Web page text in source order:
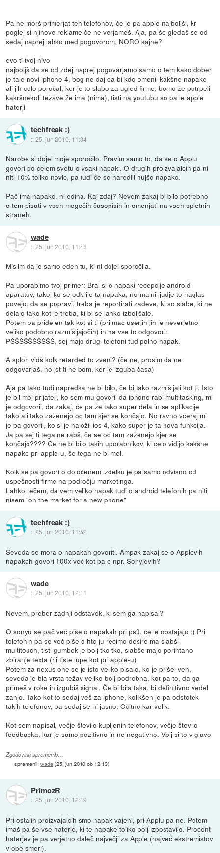
Pa ne morš primerjat teh telefonov, če je pa apple najboljši, kr
poglej si njihove reklame če ne verjameš. Aja, pa še gledaš se od
sedaj naprej lahko med pogovorom, NORO kajne?
evo ti tvoj nivo
najboljš da se od zdej naprej pogovarjamo samo o tem kako dober
je tale novi iphone 4, bog ne daj da bi kdo omenil kakšne napake
ali jih celo poročal, ker je to slabo za ugled firme, bomo že potrpeli
kakršnekoli težave že ima (nima), tisti na youtubu so pa le apple
haterji
techfreak :)
::25. jun 2010, 11:34
Narobe si dojel moje sporočilo. Pravim samo to, da se o Applu
govori po celem svetu o vsaki napaki. O drugih proizvajalcih pa ni
niti 10% toliko novic, pa tudi če so naredili hujšo napako.
Pač ima napako, ni edina. Kaj zdaj? Nevem zakaj bi bilo potrebno
o tem pisati v vseh mogočih časopisih in omenjati na vseh spletnih
straneh.
wade
::25. jun 2010, 11:48
Mislim da je samo eden tu, ki ni dojel sporočila.
Pa uporabimo tvoj primer: Bral si o napaki recepcije android
aparatov, takoj ko se odkrije ta napaka, normalni ljudje to naglas
povejo, da se popravi, treba je reportirati zadeve, ki so slabe, ki ne
delajo tako kot je treba, ki bi se lahko izboljšale.
Potem pa pride en tak kot si ti (pri mac userjih jih je neverjetno
veliko podobno razmišljajočih) in na vse to odgovori:
PŠŠŠŠŠŠŠŠŠŠ, sej majo drugi telefoni tud polno napak.
A sploh vidš kolk retarded to zveni? (če ne, prosim da ne
odgovarjaš, no jst ti ne bom, ker je izguba časa)
Aja pa tako tudi napredka ne bi bilo, če bi tako razmišljali kot ti. Isto
je bil moj prijatelj, ko sem mu govoril da iphone rabi multitasking, mi
je odgovoril, da zakaj, če pa že tako super dela in se aplikacije
tako ali tako zaženejo od tam kjer se končajo. No ravno včeraj mi
je pa govoril, ko si je naložil ios 4, kako super je ta nova funkcija.
Ja pa sej ti tega ne rabš, če se od tam zaženejo kjer se
končajo???? Če ne bi bilo takih uporabnikov, ki celo vidijo kakšne
napake pri apple-u, še tega ne bi mel.
Kolk se pa govori o določenem izdelku je pa samo odvisno od
uspešnosti firme na področju marketinga.
Lahko rečem, da vem veliko napak tudi o android telefonih pa niti
nisem "on the market for a new phone"
techfreak :)
::25. jun 2010, 11:52
Seveda se mora o napakah govoriti. Ampak zakaj se o Applovih
napakah govori 100x več kot pa o npr. Sonyjevih?
wade
::25. jun 2010, 12:11
Nevem, preber zadnji odstavek, ki sem ga napisal?
O sonyu se pač več piše o napakah pri ps3, če le obstajajo ;) Pri
telefonih pa se več piše o htc-ju recimo desire ma slabši
multitouch, tisti gumbek je bolj tko tko, slabše majo porihtano
zbiranje texta (ni tiste lupe kot pri apple-u)
Potem za nexus one se je isto veliko pisalo, ko je prišel ven,
seveda je bla vrsta težav veliko bolj podrobna, kot pa to, da ga
primeš v roke in izgubiš signal. Če bi bila taka, bi definitivno vedel
zanjo. Tako kot to sedaj veš za iphone, kolikšen je pa odstotek
takih telefonov, pa sedaj še ni jasno. Očitno kar velik.
Kot sem napisal, večje število kupljenih telefonov, večje število
feedbacka, kar je samo pozitivno in ne negativno. Vbij si to v glavo
Zgodovina sprememb…
spremenil:wade(25. jun 2010 ob 12:13)
PrimozR
::25. jun 2010, 12:19
Pri ostalih proizvajalcih smo napak vajeni, pri Applu pa ne. Potem
imaš pa še vse haterje, ki te napake toliko bolj izpostavijo. Procent
haterjev je pa verjetno daleč največji za Apple (največ ekstremistov
v obe smeri).